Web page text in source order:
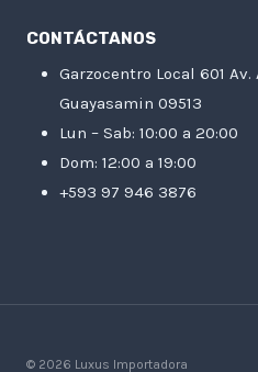
CONTÁCTANOS
Garzocentro Local 601
Guayasamin 09513
Lun – Sab: 10:00 a 20:00
Dom: 12:00 a 19:00
+593 97 946 3876
© 2026 Luxus Importadora